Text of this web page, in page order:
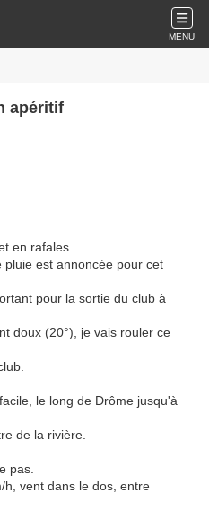
MENU
apéritif
en rafales.
pluie est annoncée pour cet
pour la sortie du club à
doux (20°), je vais rouler ce
le long de Drôme jusqu'à
de la rivière.
pas.
h, vent dans le dos, entre